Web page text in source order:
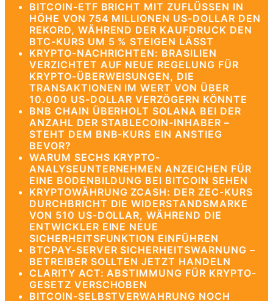
BITCOIN-ETF BRICHT MIT ZUFLÜSSEN IN
HÖHE VON 754 MILLIONEN US-DOLLAR DEN
REKORD, WÄHREND DER KAUFDRUCK DEN
BTC-KURS UM 5 % STEIGEN LÄSST
KRYPTO-NACHRICHTEN: BRASILIEN
VERZICHTET AUF NEUE REGELUNG FÜR
KRYPTO-ÜBERWEISUNGEN, DIE
TRANSAKTIONEN IM WERT VON ÜBER
10.000 US-DOLLAR VERZÖGERN KÖNNTE
BNB CHAIN ÜBERHOLT SOLANA BEI DER
ANZAHL DER STABLECOIN-INHABER –
STEHT DEM BNB-KURS EIN ANSTIEG
BEVOR?
WARUM SECHS KRYPTO-
ANALYSEUNTERNEHMEN ANZEICHEN FÜR
EINE BODENBILDUNG BEI BITCOIN SEHEN
KRYPTOWÄHRUNG ZCASH: DER ZEC-KURS
DURCHBRICHT DIE WIDERSTANDSMARKE
VON 510 US-DOLLAR, WÄHREND DIE
ENTWICKLER EINE NEUE
SICHERHEITSFUNKTION EINFÜHREN
BTCPAY-SERVER SICHERHEITSWARNUNG –
BETREIBER SOLLTEN JETZT HANDELN
CLARITY ACT: ABSTIMMUNG FÜR KRYPTO-
GESETZ VERSCHOBEN
BITCOIN-SELBSTVERWAHRUNG NOCH